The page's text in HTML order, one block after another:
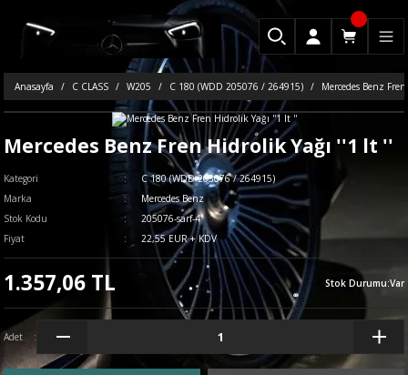
Anasayfa C CLASS W205 C 180 (WDD 205076 / 264915) Mercedes Benz
Mercedes Benz Fren Hidrolik Yağı ''1 lt ''
Kategori
C 180 (WDD 205076 / 264915)
Marka
Mercedes Benz
Stok Kodu
205076-sarf-4
Fiyat
22,55 EUR + KDV
1.357,06 TL Stok Durumu:Var
Adet